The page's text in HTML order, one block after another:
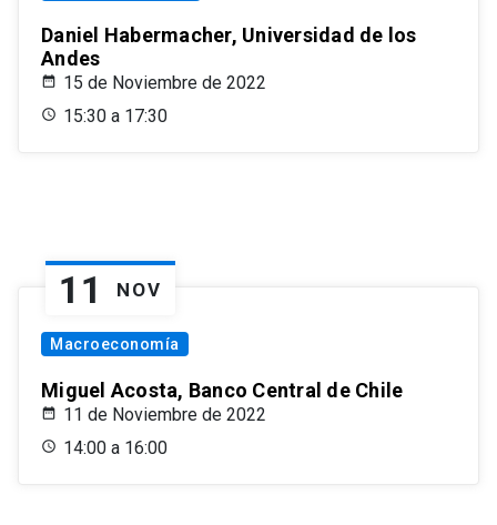
Daniel Habermacher, Universidad de los
Andes
15 de Noviembre de 2022
15:30 a 17:30
11 NOV
Macroeconomía
Miguel Acosta, Banco Central de Chile
11 de Noviembre de 2022
14:00 a 16:00